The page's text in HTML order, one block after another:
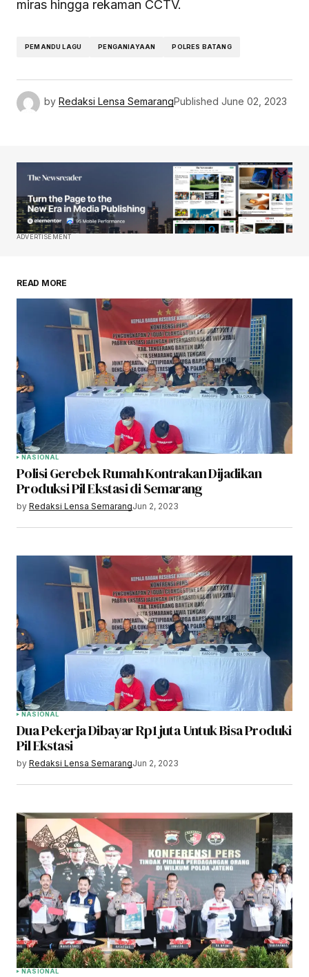
miras hingga rekaman CCTV.
PEMANDU LAGU PENGANIAYAAN POLRES BATANG
by Redaksi Lensa SemarangPublished June 02, 2023
ADVERTISEMENT
READ MORE
NASIONAL
Polisi Gerebek Rumah Kontrakan Dijadikan
Produksi Pil Ekstasi di Semarang
by Redaksi Lensa SemarangJun 2, 2023
NASIONAL
Dua Pekerja Dibayar Rp1 juta Untuk Bisa Produki
Pil Ekstasi
by Redaksi Lensa SemarangJun 2, 2023
NASIONAL